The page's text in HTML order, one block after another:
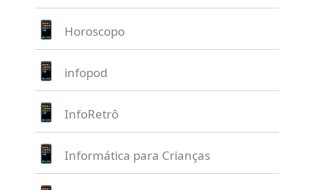
Horoscopo
infopod
InfoRetrô
Informática para Crianças